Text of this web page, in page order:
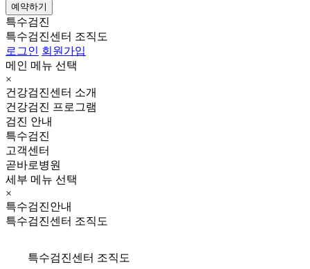
예약하기
특수검진
특수검진센터 조직도
로그인 회원가입
메인 메뉴 선택
×
건강검진센터 소개
건강검진 프로그램
검진 안내
특수검진
고객센터
곧바로병원
세부 메뉴 선택
×
특수검진안내
특수검진센터 조직도
특수검진센터 조직도